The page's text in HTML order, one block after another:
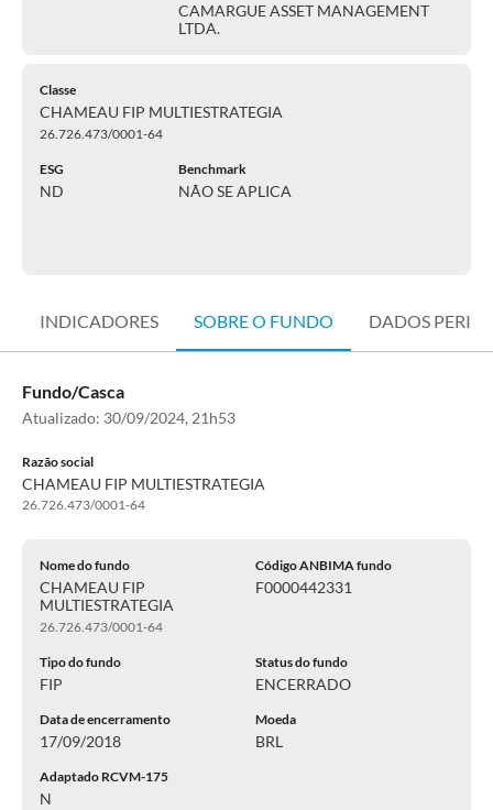
CAMARGUE ASSET MANAGEMENT
LTDA.
Classe
CHAMEAU FIP MULTIESTRATEGIA
26.726.473/0001-64
ESG
ND
Benchmark
NÃO SE APLICA
INDICADORES SOBRE O FUNDO DADOS
Fundo/Casca
Atualizado: 30/09/2024, 21h53
Razão social
CHAMEAU FIP MULTIESTRATEGIA
26.726.473/0001-64
Nome do fundo
CHAMEAU FIP
MULTIESTRATEGIA
26.726.473/0001-64
Código ANBIMA fundo
F0000442331
Tipo do fundo
FIP
Status do fundo
ENCERRADO
Data de encerramento
17/09/2018
Moeda
BRL
Adaptado RCVM-175
N